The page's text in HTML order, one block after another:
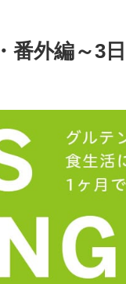
番外編～3